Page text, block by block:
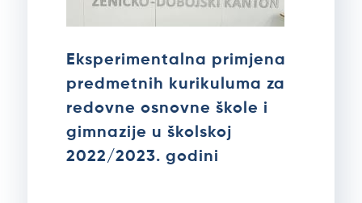
Eksperimentalna primjena
predmetnih kurikuluma za
redovne osnovne škole i
gimnazije u školskoj
2022/2023. godini